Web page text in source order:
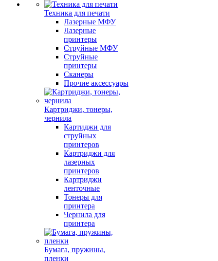
Техника для печати
Лазерные МФУ
Лазерные
принтеры
Струйные МФУ
Струйные
принтеры
Сканеры
Прочие аксессуары
Картриджи, тонеры,
чернила
Картиджи для
струйных
принтеров
Картриджи для
лазерных
принтеров
Картриджи
ленточные
Тонеры для
принтера
Чернила для
принтера
Бумага, пружины,
пленки